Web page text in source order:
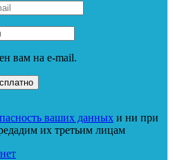
вам на e-mail.
ваших данных и ни при
их третьим лицам